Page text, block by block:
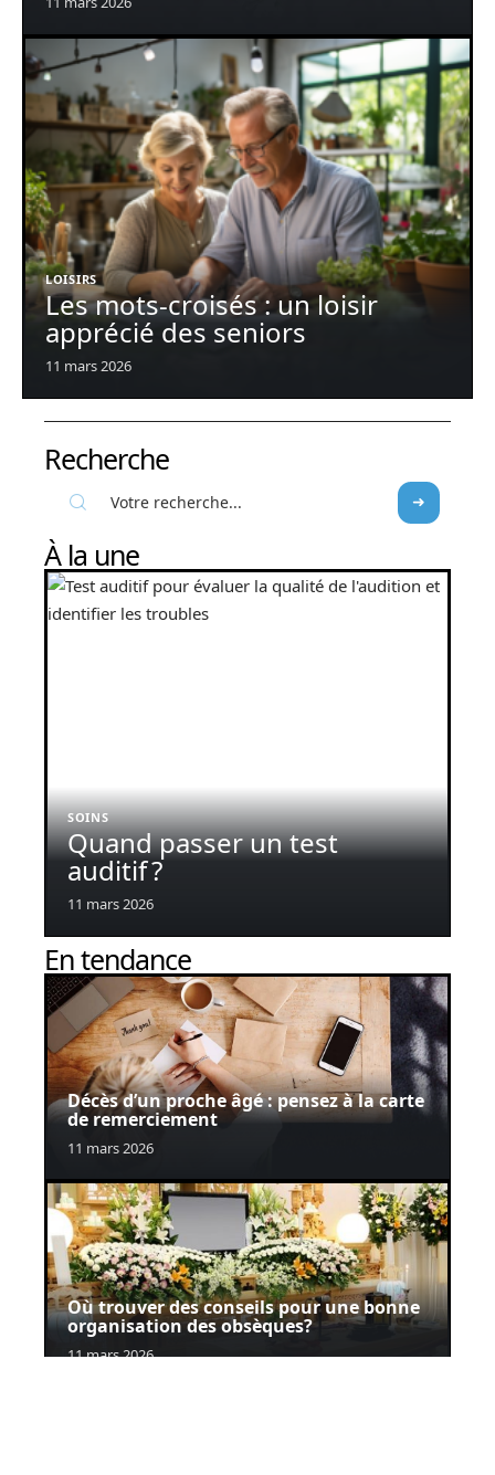
LOISIRS
Les mots-croisés : un loisir
apprécié des seniors
11 mars 2026
Recherche
À la une
SOINS
Quand passer un test
auditif ?
11 mars 2026
En tendance
Décès d’un proche âgé : pensez à la carte
de remerciement
11 mars 2026
Où trouver des conseils pour une bonne
organisation des obsèques?
11 mars 2026